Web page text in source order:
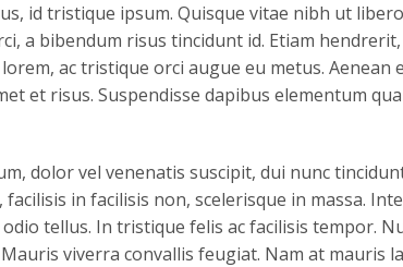
id tristique ipsum. Quisque vitae nibh ut
a bibendum risus tincidunt id. Etiam
ac tristique orci augue eu metus. Aenean
et risus. Suspendisse dapibus elementum
dolor vel venenatis suscipit, dui nunc
in facilisis non, scelerisque in massa.
odio tellus. In tristique felis ac facilisis tempor.
viverra convallis feugiat. Nam at mauris